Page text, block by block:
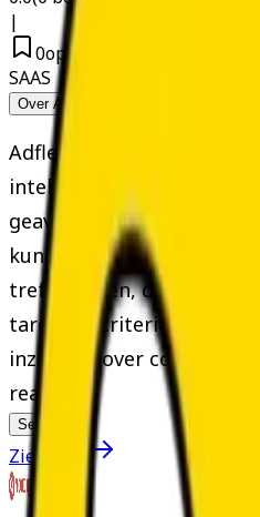
|
0opgeslagen
SAAS
Over Adflex
Adflex is een
intelligentieplatform
geavanceerde
kunt advertenties zoeken
trefwoorden, domeinen
targetingcriteria, en het
inzichten over
realtime.
See more
Zie Adflex